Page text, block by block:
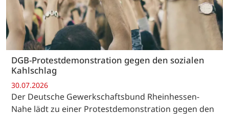
DGB-Protestdemonstration gegen den sozialen
Kahlschlag
30.07.2026
Der Deutsche Gewerkschaftsbund Rheinhessen-
Nahe lädt zu einer Protestdemonstration gegen den